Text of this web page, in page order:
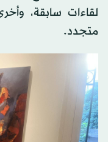
والزمان، ويضع بين
لقاءات سابقة،
متجدد.